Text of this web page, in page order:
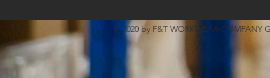
© 2020 by F&T WORKWEAR-COMPANY